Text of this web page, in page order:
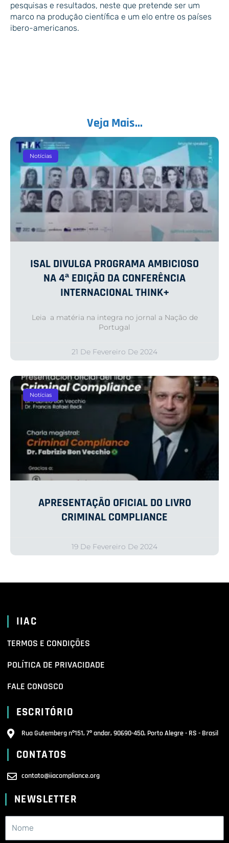
pesquisas e resultados, neste que pretende ser um
marco na produção científica e um elo entre os países
ibero-americanos.
Veja Mais...
Notícias
ISAL DIVULGA PROGRAMA AMBICIOSO
NA 4ª EDIÇÃO DA CONFERÊNCIA
INTERNACIONAL THINK+
Leia a matéria na integra no jornal a Nação de
Portugal
21 De Fevereiro De 2024
Notícias
APRESENTAÇÃO OFICIAL DO LIVRO
CRIMINAL COMPLIANCE
19 De Fevereiro De 2024
IIAC
TERMOS E CONDIÇÕES
POLÍTICA DE PRIVACIDADE
FALE CONOSCO
ESCRITÓRIO
Rua Gutemberg nº151, 7º andar, 90690-450, Porto Alegre - RS - Brasil
CONTATOS
contato@iiacompliance.org
NEWSLETTER